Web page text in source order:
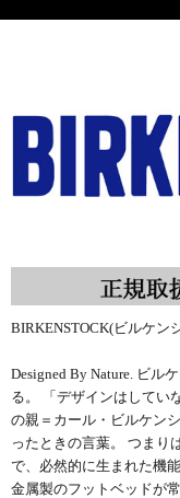
BIRKENSTOCK(ビルケン
Designed By Nature. ビル
る。 「デザインはしてい
の親＝カール・ビルケン
ったときの言葉。 つまり
で、必然的に生まれた機
金属製のフットベッドが